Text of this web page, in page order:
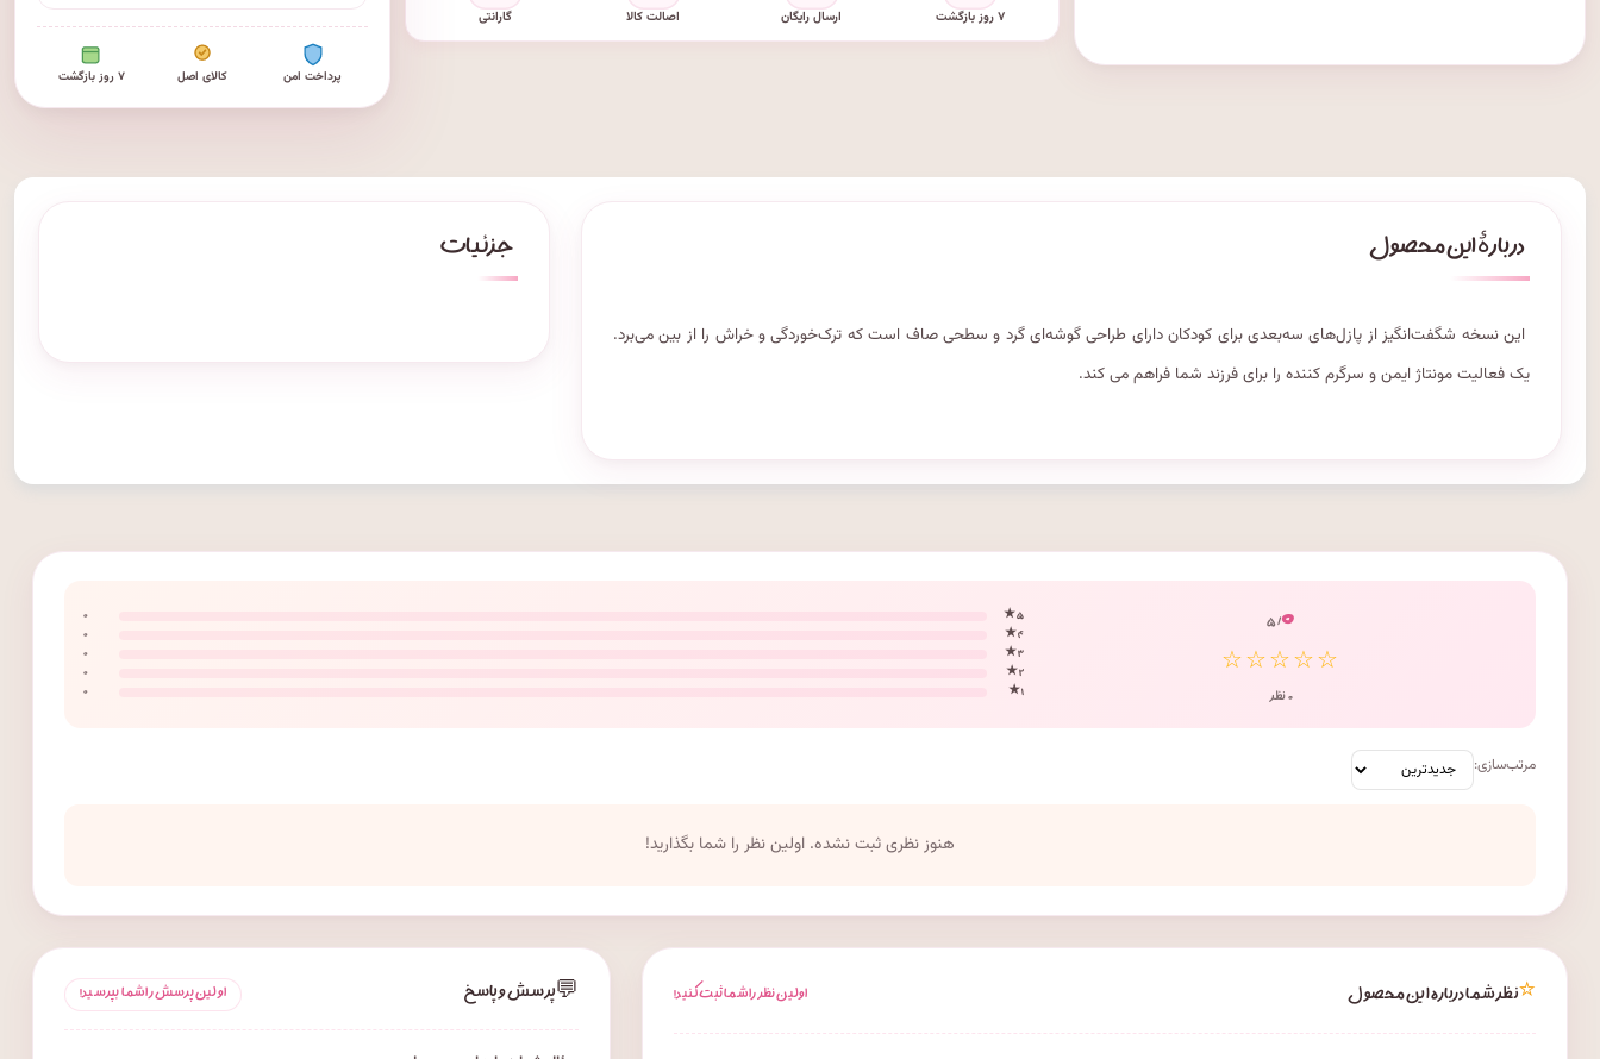
۷ روز بازگشت ارسال رایگان اصالت کالا گارانتی
پرداخت امن کالای اصل ۷ روز بازگشت
این نسخه شگفت‌انگیز از پازل‌های سه‌بعدی برای کودکان دارای طراحی گوشه‌ای گرد و سطحی صاف است که ترک‌خوردگی و خراش را از بین می‌برد.
یک فعالیت مونتاژ ایمن و سرگرم کننده را برای فرزند شما فراهم می کند.
۰/ ۵
☆☆☆☆☆
۰ نظر
۵ ★
۰
۴ ★
۰
۳ ★
۰
۲ ★
۰
۱ ★
۰
مرتب‌سازی:
هنوز نظری ثبت نشده. اولین نظر را شما بگذارید!
⭐نظر شما درباره این محصول اولین نظر را شما ثبت کنید! 💬پرسش و پاسخ اولین پرسش را شما بپرسید!